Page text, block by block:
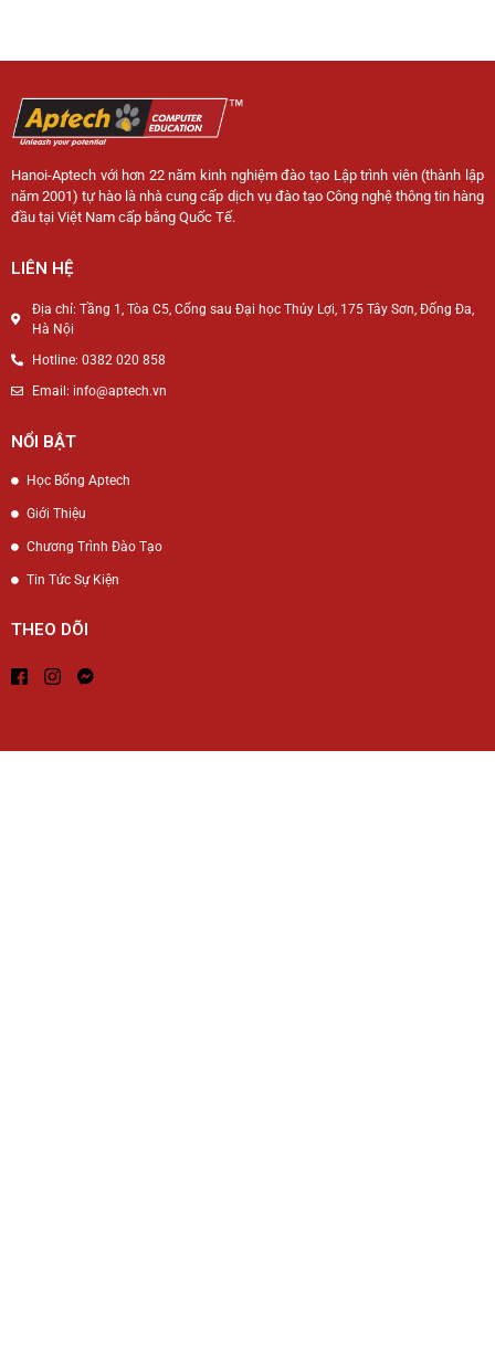
Hanoi-Aptech với hơn 22 năm kinh nghiệm đào tạo Lập trình viên (thành lập
năm 2001) tự hào là nhà cung cấp dịch vụ đào tạo Công nghệ thông tin hàng
đầu tại Việt Nam cấp bằng Quốc Tế.
LIÊN HỆ
Địa chỉ: Tầng 1, Tòa C5, Cổng sau Đại học Thủy Lợi, 175 Tây Sơn, Đống Đa,
Hà Nội
Hotline: 0382 020 858
Email: info@aptech.vn
NỔI BẬT
Học Bổng Aptech
Giới Thiệu
Chương Trình Đào Tạo
Tin Tức Sự Kiện
THEO DÕI